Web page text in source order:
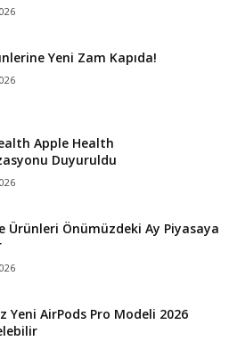
Yeni Zam Kapıda!
Apple Health
Duyuruldu
Ürünleri Önümüzdeki Ay Piyasaya
Yeni AirPods Pro Modeli 2026